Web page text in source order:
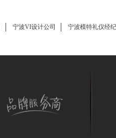
宁波VI设计公司
宁波模特礼仪经